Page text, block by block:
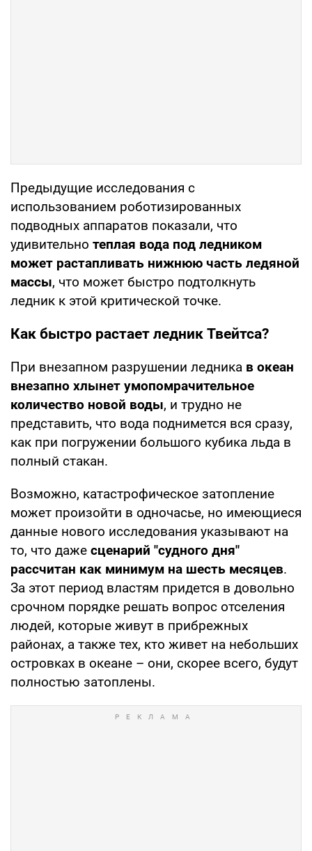
Предыдущие исследования с
использованием роботизированных
подводных аппаратов показали, что
удивительно теплая вода под ледником
может растапливать нижнюю часть ледяной
массы, что может быстро подтолкнуть
ледник к этой критической точке.
Как быстро растает ледник Твейтса?
При внезапном разрушении ледника в океан
внезапно хлынет умопомрачительное
количество новой воды, и трудно не
представить, что вода поднимется вся сразу,
как при погружении большого кубика льда в
полный стакан.
Возможно, катастрофическое затопление
может произойти в одночасье, но имеющиеся
данные нового исследования указывают на
то, что даже сценарий "судного дня"
рассчитан как минимум на шесть месяцев.
За этот период властям придется в довольно
срочном порядке решать вопрос отселения
людей, которые живут в прибрежных
районах, а также тех, кто живет на небольших
островках в океане – они, скорее всего, будут
полностью затоплены.